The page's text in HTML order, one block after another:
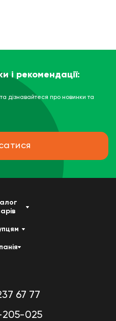
і рекомендації:
дізнавайтеся про новинки та
67 77
025